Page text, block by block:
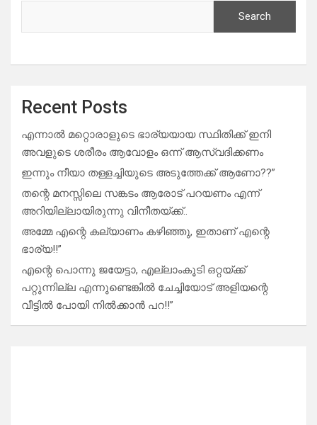
Search
Recent Posts
എന്നാൽ മറ്റൊരാളുടെ ഭാര്യയായ സ്ഥിതിക്ക് ഇനി
അവളുടെ ശരീരം ആവോളം ഒന്ന് ആസ്വദിക്കണം
ഇന്നും നീയാ തള്ളച്ചിയുടെ അടുത്തേക്ക് ആണോ??”
തന്റെ മനസ്സിലെ സങ്കടം ആരോട് പറയണം എന്ന്
അറിയില്ലായിരുന്നു വിനീതയ്ക്ക്..
അമ്മേ എന്റെ കല്യാണം കഴിഞ്ഞു, ഇതാണ് എന്റെ
ഭാര്യ!!”
എന്റെ പൊന്നു ജയേട്ടാ, എല്ലാംകൂടി ഒറ്റയ്ക്ക്
പറ്റുന്നില്ല എന്നുണ്ടെങ്കിൽ ചേച്ചിയോട് അളിയന്റെ
വീട്ടിൽ പോയി നിൽക്കാൻ പറ!!”